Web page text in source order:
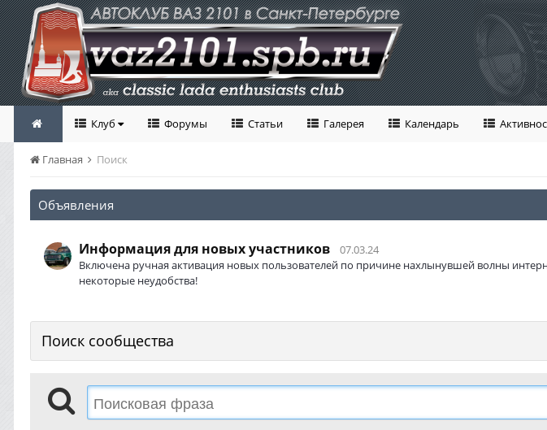
Клуб Форумы Статьи Галерея Календарь
Главная Поиск
Объявления
Информация для новых участников
07.03.24
Включена ручная активация новых пользователей по причине нахлынувшей волны
некоторые неудобства!
Поиск сообщества